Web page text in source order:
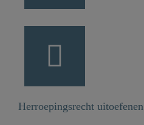
Herroepingsrecht uitoefenen